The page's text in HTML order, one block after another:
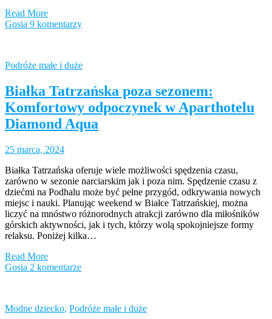
Read More
Gosia 9 komentarzy
Podróże małe i duże
Białka Tatrzańska poza sezonem:
Komfortowy odpoczynek w Aparthotelu
Diamond Aqua
25 marca, 2024
Białka Tatrzańska oferuje wiele możliwości spędzenia czasu,
zarówno w sezonie narciarskim jak i poza nim. Spędzenie czasu z
dziećmi na Podhalu może być pełne przygód, odkrywania nowych
miejsc i nauki. Planując weekend w Białce Tatrzańskiej, można
liczyć na mnóstwo różnorodnych atrakcji zarówno dla miłośników
górskich aktywności, jak i tych, którzy wolą spokojniejsze formy
relaksu. Poniżej kilka…
Read More
Gosia 2 komentarze
Modne dziecko, Podróże małe i duże